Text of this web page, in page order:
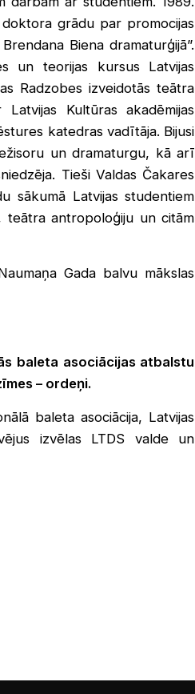
grādu par promocijas
Biena dramaturģijā”.
un teorijas kursus Latvijas
Radzobes izveidotās teātra
Kultūras akadēmijas
katedras vadītāja. Bijusi
un dramaturgu, kā arī
Tieši Valdas Čakares
sākumā Latvijas studentiem
teātra antropoloģiju un citām
Gada balvu mākslas
baleta asociācijas atbalstu
– ordeņi.
baleta asociācija, Latvijas
izvēlas LTDS valde un